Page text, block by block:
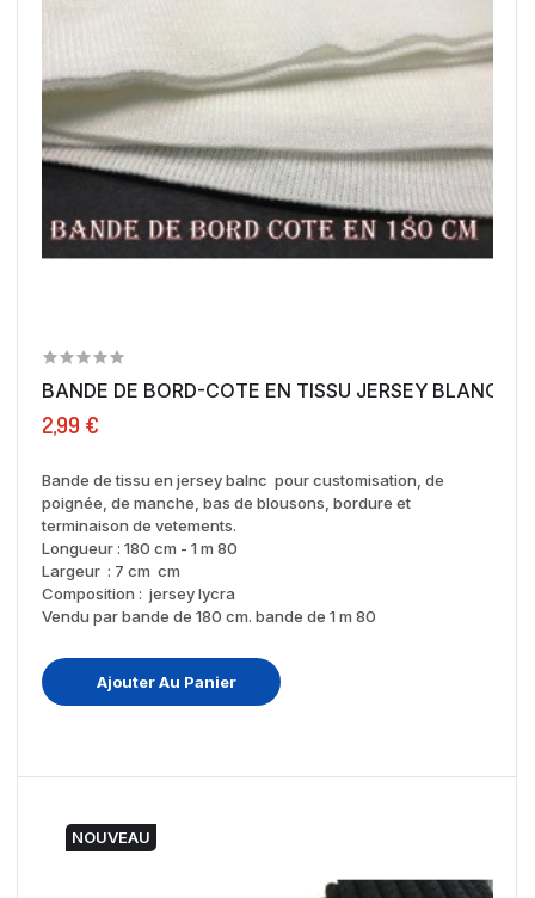
BANDE DE BORD-COTE EN TISSU JERSEY BLANC
2,99 €
Bande de tissu en jersey balnc pour customisation, de
poignée, de manche, bas de blousons, bordure et
terminaison de vetements.
Longueur : 180 cm - 1 m 80
Largeur : 7 cm cm
Composition : jersey lycra
Vendu par bande de 180 cm. bande de 1 m 80
Ajouter Au Panier
NOUVEAU